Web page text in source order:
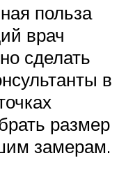
польза
врач
сделать
в
размер
замерам.